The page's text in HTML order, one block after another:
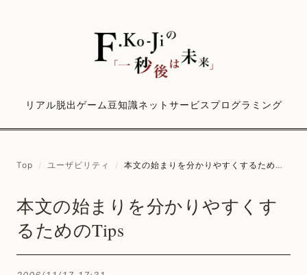
リアル脱出ゲーム豆知識ネットサービス プログラミング
Top / ユーザビリティ / 本文の始まりを分かりやすくするためのTips
本文の始まりを分かりやすくす
るためのTips